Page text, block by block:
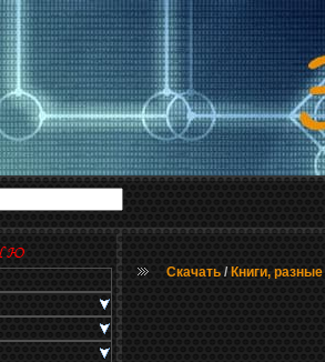
Скачать / Книги, разные